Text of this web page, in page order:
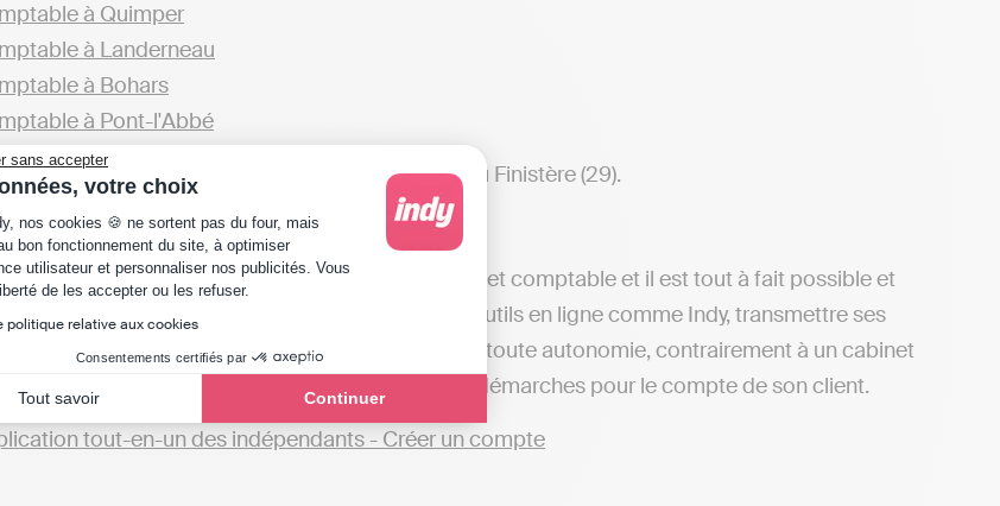
sans accepter
votre choix
de Gestion du Consentement : Personnalisez vos Options
nos cookies 🍪 ne sortent pas du four, mais
bon fonctionnement du site, à optimiser
utilisateur et personnaliser nos publicités. Vous
de les accepter ou les refuser.
politique relative aux cookies
Consentements certifiés par
Tout savoir Continuer
Axeptio consent
à Quimper
à Landerneau
à Bohars
à Pont-l'Abbé
trouver d’autres cabinets dans le département du Finistère (29).
dans le Finistère
à faire appel aux services d’un cabinet comptable et il est tout à fait possible et
comptabilité soi-même. Par exemple, avec des outils en ligne comme Indy, transmettre ses
et automatiser sa comptabilité est possible en toute autonomie, contrairement à un cabinet
à Douarnenez ou ailleurs), qui fera toutes ces démarches pour le compte de son client.